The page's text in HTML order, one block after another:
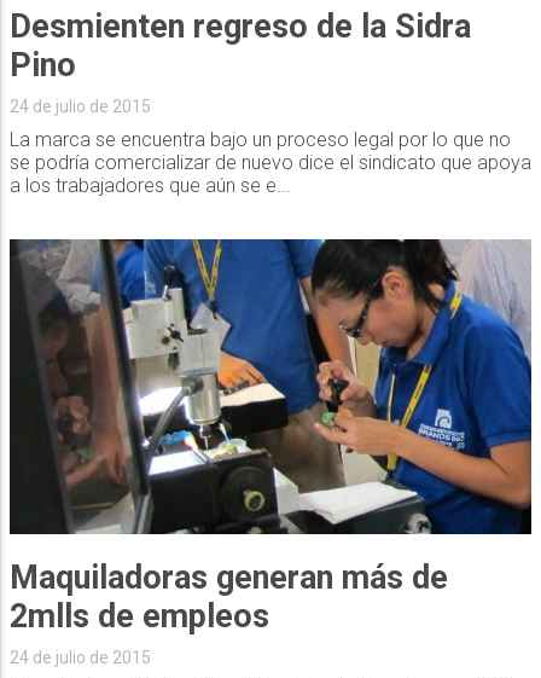
Desmienten regreso de la Sidra
Pino
24 de julio de 2015
La marca se encuentra bajo un proceso legal por lo que no
se podría comercializar de nuevo dice el sindicato que apoya
a los trabajadores que aún se e...
Maquiladoras generan más de
2mlls de empleos
24 de julio de 2015